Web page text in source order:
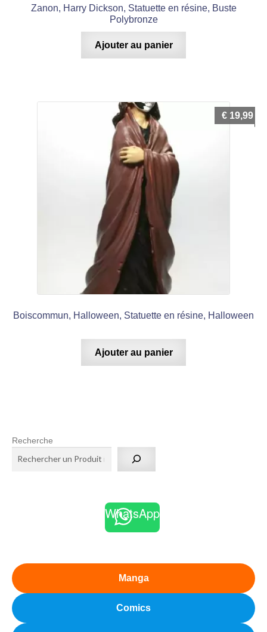
Zanon, Harry Dickson, Statuette en résine, Buste
Polybronze
Ajouter au panier
Boiscommun, Halloween, Statuette en résine, Halloween
€ 19,99
Ajouter au panier
Recherche
WhatsApp
Manga
Comics